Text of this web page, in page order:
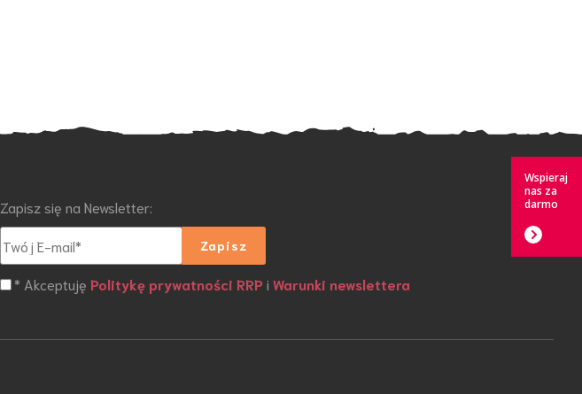
Zapisz się na Newsletter:
* AkceptujęPolitykę prywatności RRP iWarunki newslettera
Wspieraj
nas za
darmo